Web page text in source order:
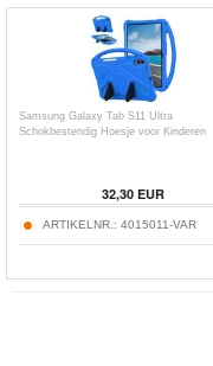
Samsung Galaxy Tab S11 Ultra
Schokbestendig Hoesje voor Kinderen
32,30EUR
ARTIKELNR.: 4015011-VAR